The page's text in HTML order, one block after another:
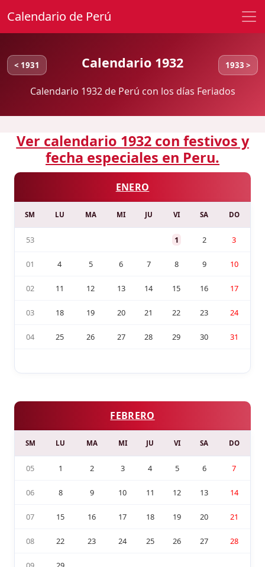
Calendario de Perú
< 1931 Calendario 1932 1933 >
Calendario 1932 de Perú con los días Feriados
Ver calendario 1932 con festivos y
fecha especiales en Peru.
ENERO
SM LU MA MI JU VI SA DO
53 1 2 3
01 4 5 6 7 8 9 10
02 11 12 13 14 15 16 17
03 18 19 20 21 22 23 24
04 25 26 27 28 29 30 31
FEBRERO
SM LU MA MI JU VI SA DO
05 1 2 3 4 5 6 7
06 8 9 10 11 12 13 14
07 15 16 17 18 19 20 21
08 22 23 24 25 26 27 28